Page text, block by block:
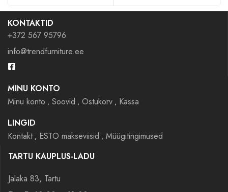
KONTAKTID
+372 567 95796
info@trendfurniture.ee
MINU KONTO
Minu konto
Soovid Ostukorv
Kassa
LINGID
Kontakt
ESTO makseviisid
Müügitingimused
TARTU KAUPLUS-LADU
Jalaka 83, Tartu